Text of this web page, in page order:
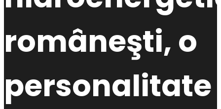
româneşti, o
personalitate